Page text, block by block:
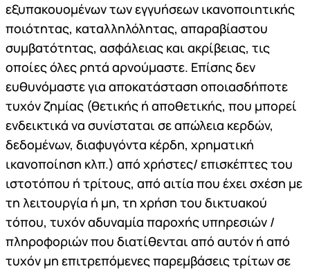
εξυπακουομένων των εγγυήσεων ικανοποιητικής
ποιότητας, καταλληλόλητας, απαραβίαστου
συμβατότητας, ασφάλειας και ακρίβειας, τις
οποίες όλες ρητά αρνούμαστε. Επίσης δεν
ευθυνόμαστε για αποκατάσταση οποιασδήποτε
τυχόν ζημίας (θετικής ή αποθετικής, που μπορεί
ενδεικτικά να συνίσταται σε απώλεια κερδών,
δεδομένων, διαφυγόντα κέρδη, χρηματική
ικανοποίηση κλπ.) από χρήστες/ επισκέπτες του
ιστοτόπου ή τρίτους, από αιτία που έχει σχέση με
τη λειτουργία ή μη, τη χρήση του δικτυακού
τόπου, τυχόν αδυναμία παροχής υπηρεσιών /
πληροφοριών που διατίθενται από αυτόν ή από
τυχόν μη επιτρεπόμενες παρεμβάσεις τρίτων σε